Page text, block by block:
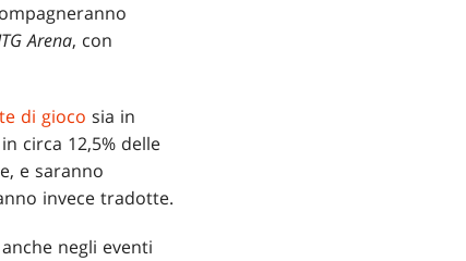
Arena, con
di gioco sia in
circa 12,5% delle
e saranno
invece tradotte.
negli eventi